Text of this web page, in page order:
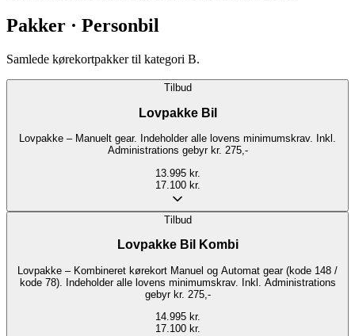
Pakker · Personbil
Samlede kørekortpakker til kategori B.
Tilbud
Lovpakke Bil
Lovpakke – Manuelt gear. Indeholder alle lovens minimumskrav. Inkl.
Administrations gebyr kr. 275,-
13.995 kr.
17.100 kr.
Tilbud
Lovpakke Bil Kombi
Lovpakke – Kombineret kørekort Manuel og Automat gear (kode 148 /
kode 78). Indeholder alle lovens minimumskrav. Inkl. Administrations
gebyr kr. 275,-
14.995 kr.
17.100 kr.